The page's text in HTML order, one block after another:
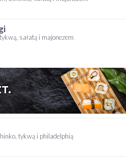
sałatą i majonezem
tykwą i philadelphią